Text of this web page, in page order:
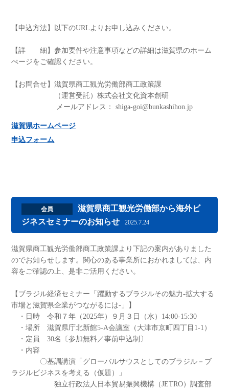
【申込方法】以下のURLよりお申し込みください。
【詳 細】参加要件や注意事項などの詳細は滋賀県のホーム
ぺージをご確認ください。
【お問合せ】滋賀県商工観光労働部商工政策課
（運営受託）株式会社文化資本創研
メールアドレス： shiga-goi@bunkashihon.jp
滋賀県ホームページ
申込フォーム
会員
滋賀県商工観光労働部から海外ビ
ジネスセミナーのお知らせ
2025.7.24
滋賀県商工観光労働部商工政策課より下記の案内がありました
のでお知らせします。関心のある事業所におかれましては、内
容をご確認の上、是非ご活用ください。
【ブラジル経済セミナー「躍動するブラジルその魅力-拡大する
市場と滋賀県企業がつながるには-」】
・日時 令和７年（2025年）９月３日（水）14:00-15:30
・場所 滋賀県庁北新館5-A会議室（大津市京町四丁目1-1）
・定員 30名〔参加無料／事前申込制〕
・内容
〇基調講演「グローバルサウスとしてのブラジル－ブ
ラジルビジネスを考える（仮題）」
独立行政法人日本貿易振興機構（JETRO）調査部